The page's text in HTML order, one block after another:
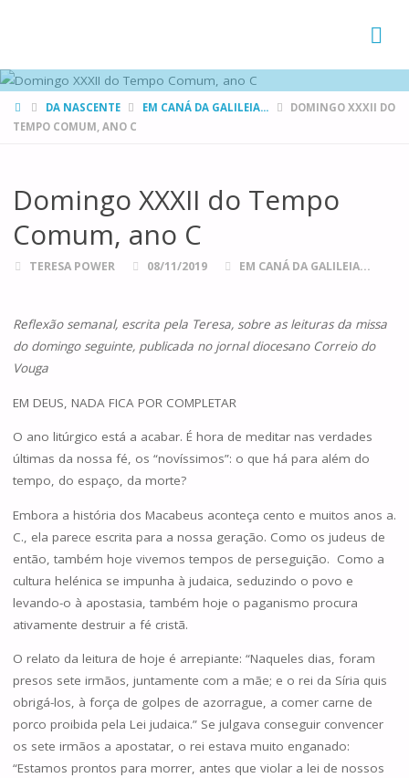
HOMEDA NASCENTE EM CANÁ DA GALILEIA...
DOMINGO XXXII DO
TEMPO COMUM, ANO C
Domingo XXXII do Tempo
Comum, ano C
TERESA POWER 08/11/2019 EM CANÁ DA GALILEIA...
Reflexão semanal, escrita pela Teresa, sobre as leituras da missa
do domingo seguinte, publicada no jornal diocesano Correio do
Vouga
EM DEUS, NADA FICA POR COMPLETAR
O ano litúrgico está a acabar. É hora de meditar nas verdades
últimas da nossa fé, os “novíssimos”: o que há para além do
tempo, do espaço, da morte?
Embora a história dos Macabeus aconteça cento e muitos anos a.
C., ela parece escrita para a nossa geração. Como os judeus de
então, também hoje vivemos tempos de perseguição. Como a
cultura helénica se impunha à judaica, seduzindo o povo e
levando-o à apostasia, também hoje o paganismo procura
ativamente destruir a fé cristã.
O relato da leitura de hoje é arrepiante: “Naqueles dias, foram
presos sete irmãos, juntamente com a mãe; e o rei da Síria quis
obrigá-los, à força de golpes de azorrague, a comer carne de
porco proibida pela Lei judaica.” Se julgava conseguir convencer
os sete irmãos a apostatar, o rei estava muito enganado:
“Estamos prontos para morrer, antes que violar a lei de nossos